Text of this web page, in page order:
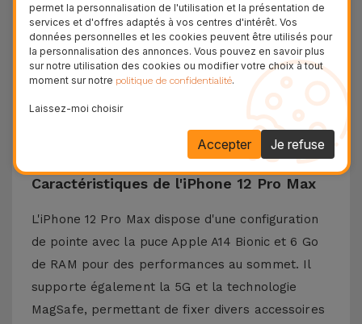
traitement d'image rapide et de qualité, idéal
pour les photos de nuit. La caméra frontale de
12 Mpx assure, quant à elle, les meilleurs selfies
et appels vidéo.
Le scanner LiDAR permet la numérisation
d'objets grâce à la technologie laser combinée à
la projection en Réalité Augmentée.
Caractéristiques de l'iPhone 12 Pro Max
L'iPhone 12 Pro Max dispose d'une configuration
de pointe avec la puce Apple A14 Bionic et 6 Go
de RAM pour des performances au sommet. Il
supporte également la 5G et la technologie
MagSafe, permettant de fixer divers accessoires
permet la personnalisation de l'utilisation et la présentation de
services et d'offres adaptés à vos centres d'intérêt. Vos
données personnelles et les cookies peuvent être utilisés pour
la personnalisation des annonces. Vous pouvez en savoir plus
sur notre utilisation des cookies ou modifier votre choix à tout
moment sur notre politique de confidentialité.
Laissez-moi choisir
Je refuse
Accepter